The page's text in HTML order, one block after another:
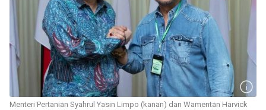
Menteri Pertanian Syahrul Yasin Limpo (kanan) dan Wamentan Harvick